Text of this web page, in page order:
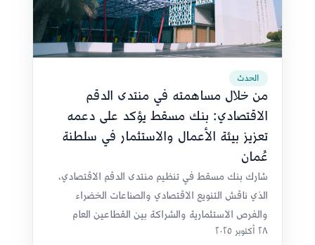
الحدث
من خلال مساهمته في منتدى الدقم
الاقتصادي: بنك مسقط يؤكد على دعمه
تعزيز بيئة الأعمال والاستثمار في سلطنة
عُمان
شارك بنك مسقط في تنظيم منتدى الدقم الاقتصادي،
الذي ناقش التنويع الاقتصادي والصناعات الخضراء
والفرص الاستثمارية والشراكة بين القطاعين العام
والخاص.
٢٨ أكتوبر ٢٠٢٥